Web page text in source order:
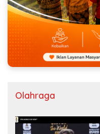
Olahraga